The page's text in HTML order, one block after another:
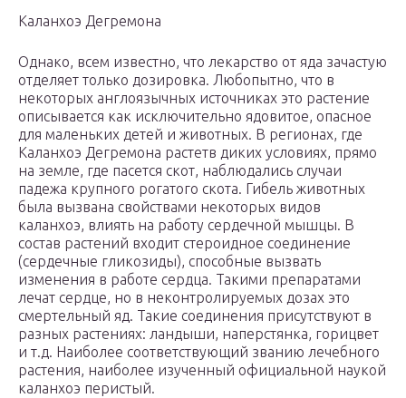
Каланхоэ Дегремона
Однако, всем известно, что лекарство от яда зачастую
отделяет только дозировка. Любопытно, что в
некоторых англоязычных источниках это растение
описывается как исключительно ядовитое, опасное
для маленьких детей и животных. В регионах, где
Каланхоэ Дегремона растетв диких условиях, прямо
на земле, где пасется скот, наблюдались случаи
падежа крупного рогатого скота. Гибель животных
была вызвана свойствами некоторых видов
каланхоэ, влиять на работу сердечной мышцы. В
состав растений входит стероидное соединение
(сердечные гликозиды), способные вызвать
изменения в работе сердца. Такими препаратами
лечат сердце, но в неконтролируемых дозах это
смертельный яд. Такие соединения присутствуют в
разных растениях: ландыши, наперстянка, горицвет
и т.д. Наиболее соответствующий званию лечебного
растения, наиболее изученный официальной наукой
каланхоэ перистый.